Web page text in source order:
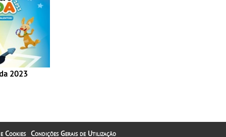
Cookies Condições Gerais de Utilização